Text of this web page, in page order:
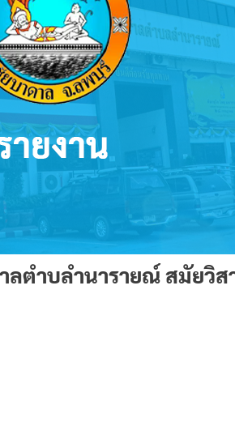
ลตำบลำนารายณ์ สมัยวิ